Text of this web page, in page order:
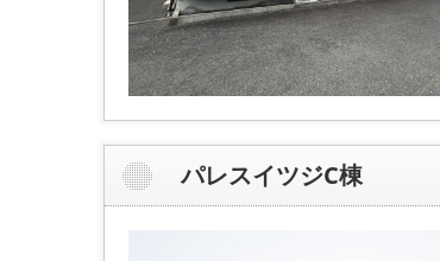
パレスイツジC棟